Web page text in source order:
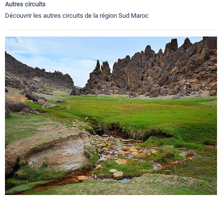
Autres circuits
Découvrir les autres circuits de la région Sud Maroc